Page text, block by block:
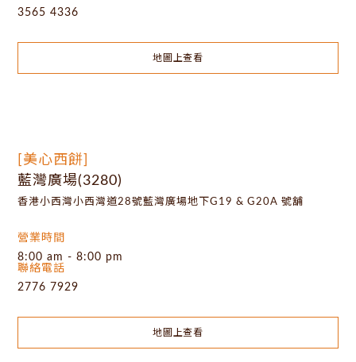
3565 4336
地圖上查看
[美心西餅]
藍灣廣場(3280)
香港小西灣小西灣道28號藍灣廣場地下G19 & G20A 號舖
營業時間
8:00 am - 8:00 pm
聯絡電話
2776 7929
地圖上查看